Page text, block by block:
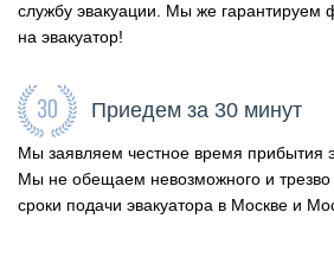
службу эвакуации. Мы же гарантируем
на эвакуатор!
Приедем за 30 минут
Мы заявляем честное время прибытия
Мы не обещаем невозможного и
сроки подачи эвакуатора в Москве и